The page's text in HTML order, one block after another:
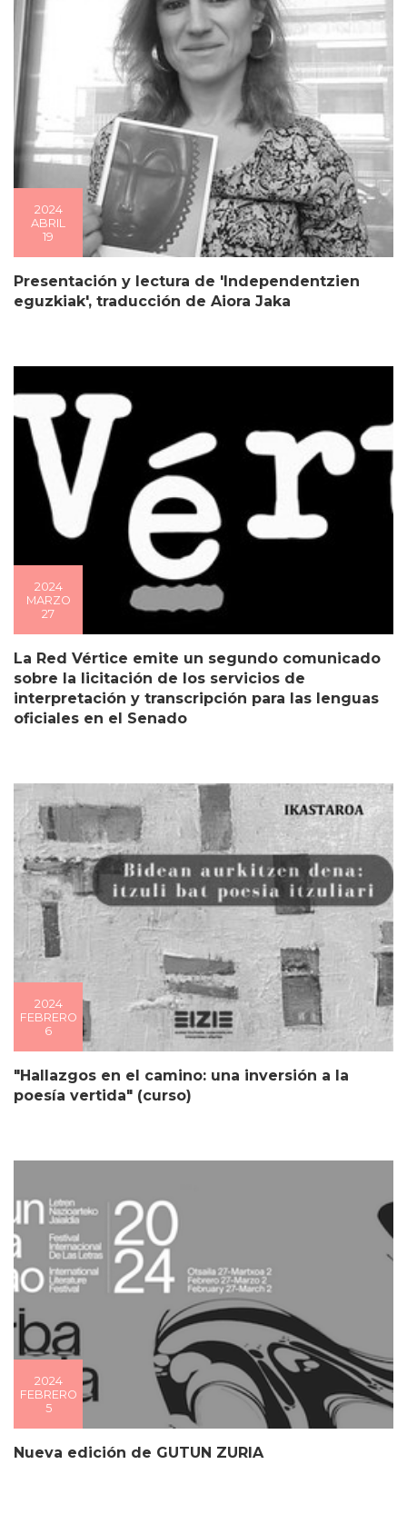
2024
ABRIL
19
Presentación y lectura de 'Independentzien
eguzkiak', traducción de Aiora Jaka
2024
MARZO
27
La Red Vértice emite un segundo comunicado
sobre la licitación de los servicios de
interpretación y transcripción para las lenguas
oficiales en el Senado
2024
FEBRERO
6
"Hallazgos en el camino: una inversión a la
poesía vertida" (curso)
2024
FEBRERO
5
Nueva edición de GUTUN ZURIA